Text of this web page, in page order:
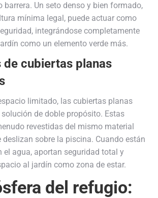
barrera. Un seto denso y bien formado,
mínima legal, puede actuar como
integrándose completamente
como un elemento verde más.
de cubiertas planas
limitado, las cubiertas planas
de doble propósito. Estas
revestidas del mismo material
deslizan sobre la piscina. Cuando están
el agua, aportan seguridad total y
al jardín como zona de estar.
del refugio: